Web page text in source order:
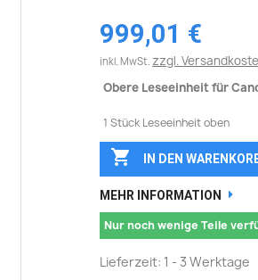
999,01 €
inkl. MwSt. zzgl.
Obere Leseeinheit für
1 Stück Leseeinheit oben
 IN DEN
MEHR INFORMATION
Nur noch wenige Teile
Lieferzeit: 1 - 3 Werktage